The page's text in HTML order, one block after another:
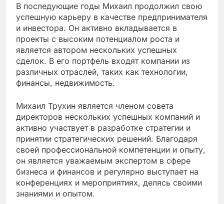
В последующие годы Михаил продолжил свою
успешную карьеру в качестве предпринимателя
и инвестора. Он активно вкладывается в
проекты с высоким потенциалом роста и
является автором нескольких успешных
сделок. В его портфель входят компании из
различных отраслей, таких как технологии,
финансы, недвижимость.
Михаил Трухин является членом совета
директоров нескольких успешных компаний и
активно участвует в разработке стратегии и
принятии стратегических решений. Благодаря
своей профессиональной компетенции и опыту,
он является уважаемым экспертом в сфере
бизнеса и финансов и регулярно выступает на
конференциях и мероприятиях, делясь своими
знаниями и опытом.